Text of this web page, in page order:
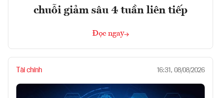
chuỗi giảm sâu 4 tuần liên tiếp
Đọc ngay
Tài chính 16:31, 08/08/2026